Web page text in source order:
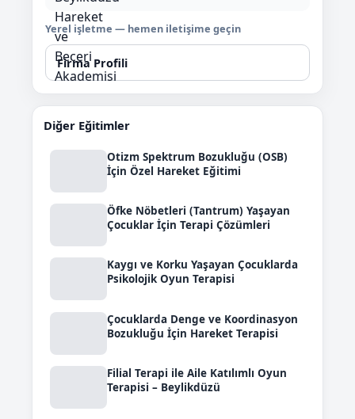
Yerel işletme — hemen iletişime geçin
Firma Profili
Diğer Eğitimler
Otizm Spektrum Bozukluğu (OSB)
İçin Özel Hareket Eğitimi
Öfke Nöbetleri (Tantrum) Yaşayan
Çocuklar İçin Terapi Çözümleri
Kaygı ve Korku Yaşayan Çocuklarda
Psikolojik Oyun Terapisi
Çocuklarda Denge ve Koordinasyon
Bozukluğu İçin Hareket Terapisi
Filial Terapi ile Aile Katılımlı Oyun
Terapisi – Beylikdüzü